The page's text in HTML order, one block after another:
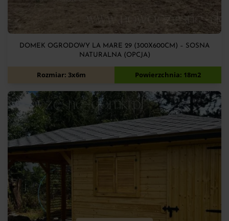
DOMEK OGRODOWY LA MARE 29 (300X600CM) – SOSNA
NATURALNA (OPCJA)
12 050zł
Rozmiar: 3x6m Powierzchnia: 18m2